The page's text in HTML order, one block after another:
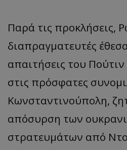
Παρά τις προκλήσεις,
διαπραγματευτές
απαιτήσεις του
στις πρόσφατες
Κωνσταντινούπολη,
απόσυρση των
στρατευμάτων από